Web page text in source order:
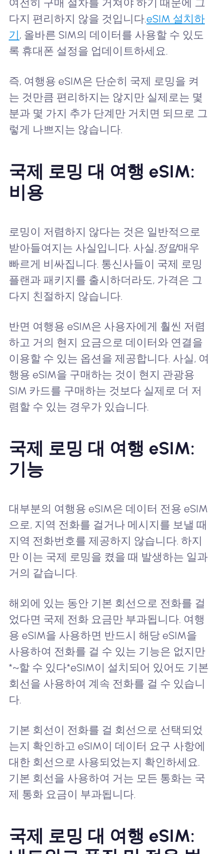
여전히 구매 절차를 거쳐야 하기 때문에 그
다지 편리하지 않을 것입니다.eSIM 설치하
기 , 올바른 SIM의 데이터를 사용할 수 있도
록 휴대폰 설정을 업데이트하세요.
즉, 여행용 eSIM은 단순히 국제 로밍을 켜
는 것만큼 편리하지는 않지만 실제로는 몇
분과 몇 가지 추가 단계만 거치면 되므로 그
렇게 나쁘지는 않습니다.
국제 로밍 대 여행 eSIM:
비용
로밍이 저렴하지 않다는 것은 일반적으로
받아들여지는 사실입니다. 사실,정말매우
빠르게 비싸집니다. 통신사들이 국제 로밍
플랜과 패키지를 출시하더라도, 가격은 그
다지 친절하지 않습니다.
반면 여행용 eSIM은 사용자에게 훨씬 저렴
하고 거의 현지 요금으로 데이터와 연결을
이용할 수 있는 옵션을 제공합니다. 사실, 여
행용 eSIM을 구매하는 것이 현지 관광용
SIM 카드를 구매하는 것보다 실제로 더 저
렴할 수 있는 경우가 있습니다.
국제 로밍 대 여행 eSIM:
기능
대부분의 여행용 eSIM은 데이터 전용 eSIM
으로, 지역 전화를 걸거나 메시지를 보낼 때
지역 전화번호를 제공하지 않습니다. 하지
만 이는 국제 로밍을 켰을 때 발생하는 일과
거의 같습니다.
해외에 있는 동안 기본 회선으로 전화를 걸
었다면 국제 전화 요금만 부과됩니다. 여행
용 eSIM을 사용하면 반드시 해당 eSIM을
사용하여 전화를 걸 수 있는 기능은 없지만
*~할 수 있다*eSIM이 설치되어 있어도 기본
회선을 사용하여 계속 전화를 걸 수 있습니
다.
기본 회선이 전화를 걸 회선으로 선택되었
는지 확인하고 eSIM이 데이터 요구 사항에
대한 회선으로 사용되었는지 확인하세요.
기본 회선을 사용하여 거는 모든 통화는 국
제 통화 요금이 부과됩니다.
국제 로밍 대 여행 eSIM: